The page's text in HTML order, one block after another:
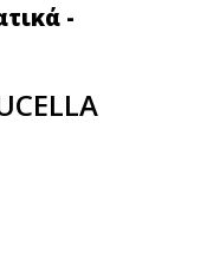
-